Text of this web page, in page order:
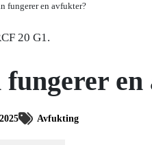
fungerer en avfukter?
Avfukting